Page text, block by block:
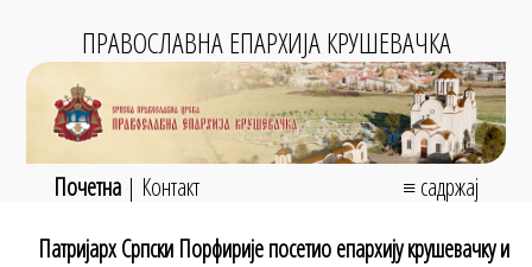
ПРАВОСЛАВНА ЕПАРХИЈА КРУШЕВАЧКА
Почетна| Контакт
≡ садржај
Патријарх Српски Порфирије посетио епархију крушевачку и